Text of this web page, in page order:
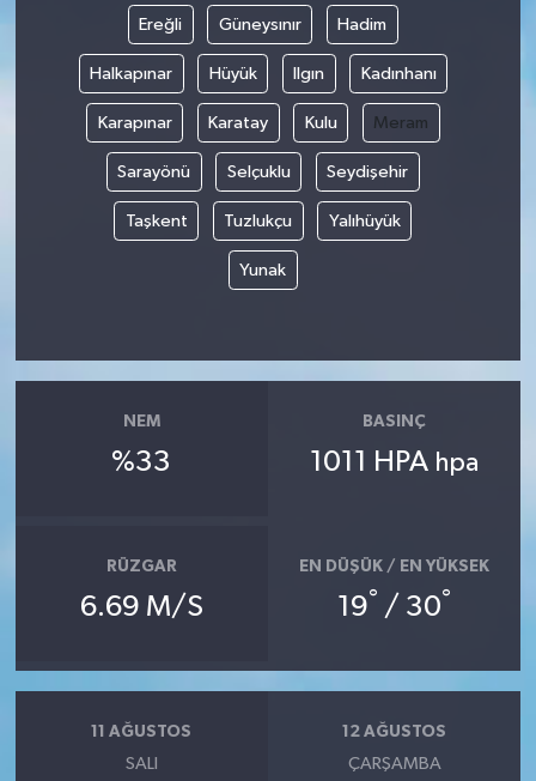
Ereğli Güneysınır Hadim
Halkapınar Hüyük Ilgın Kadınhanı
Karapınar Karatay Kulu Meram
Sarayönü Selçuklu Seydişehir
Taşkent Tuzlukçu Yalıhüyük
Yunak
NEM
%33
BASINÇ
1011 HPA hpa
RÜZGAR
6.69 M/S
EN DÜŞÜK / EN YÜKSEK
19° / 30°
11 AĞUSTOS
SALI
12 AĞUSTOS
ÇARŞAMBA